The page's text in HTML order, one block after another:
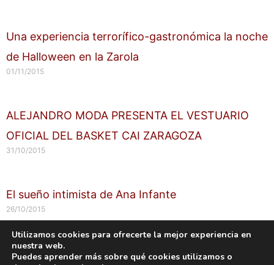
Una experiencia terrorífico-gastronómica la noche
de Halloween en la Zarola
01/11/2015
ALEJANDRO MODA PRESENTA EL VESTUARIO
OFICIAL DEL BASKET CAI ZARAGOZA
31/10/2015
El sueño intimista de Ana Infante
26/10/2015
Copyright © 2026 labuenavidaenzaragoza.com
Sitio web protegido porMantenimiento web Zaragoza
Utilizamos cookies para ofrecerte la mejor experiencia en
nuestra web.
Puedes aprender más sobre qué cookies utilizamos o